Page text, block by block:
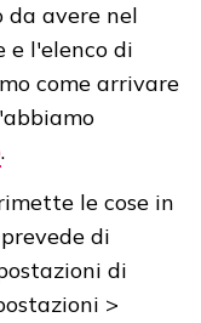
da avere nel
e l'elenco di
come arrivare
.
le cose in
di
di
>